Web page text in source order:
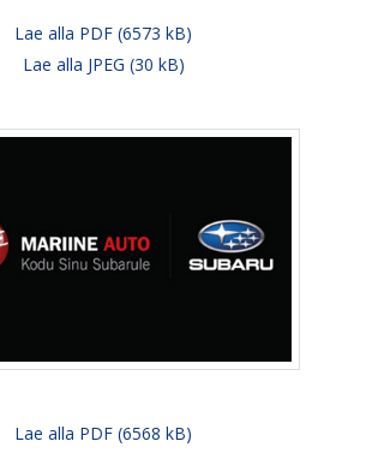
Lae alla PDF (6573 kB)
Lae alla JPEG (30 kB)
Lae alla PDF (6568 kB)